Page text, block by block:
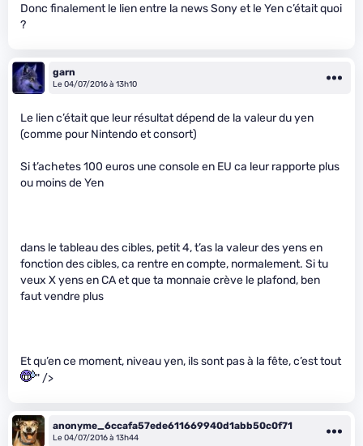
Donc finalement le lien entre la news Sony et le Yen c’était quoi
?
garn
Le 04/07/2016 à 13h10
Le lien c’était que leur résultat dépend de la valeur du yen
(comme pour Nintendo et consort)
Si t’achetes 100 euros une console en EU ca leur rapporte plus
ou moins de Yen
dans le tableau des cibles, petit 4, t’as la valeur des yens en
fonction des cibles, ca rentre en compte, normalement. Si tu
veux X yens en CA et que ta monnaie crève le plafond, ben
faut vendre plus
Et qu’en ce moment, niveau yen, ils sont pas à la fête, c’est tout
" />
anonyme_6ccafa57ede611669940d1abb50c0f71
Le 04/07/2016 à 13h44